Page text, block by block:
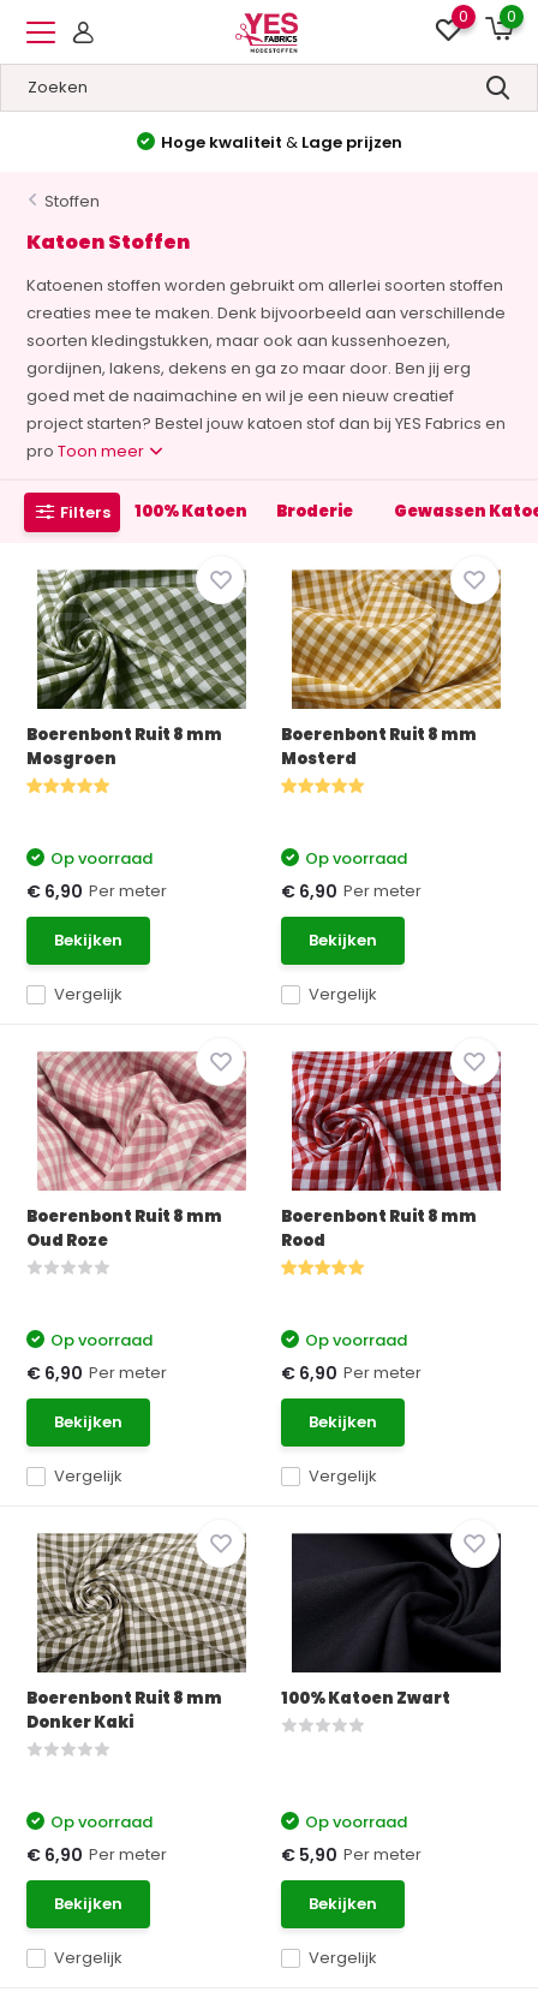
0 0
Hoge kwaliteit & Lage prijzen
Stoffen
Katoen Stoffen
Katoenen stoffen worden gebruikt om allerlei soorten stoffen
creaties mee te maken. Denk bijvoorbeeld aan verschillende
soorten kledingstukken, maar ook aan kussenhoezen,
gordijnen, lakens, dekens en ga zo maar door. Ben jij erg
goed met de naaimachine en wil je een nieuw creatief
project starten? Bestel jouw katoen stof dan bij YES Fabrics en
proToon meer
Filters 100% Katoen Broderie Gewassen
Boerenbont Ruit 8 mm
Mosgroen
Vergelijk
Op voorraad
€ 6,90 Per meter
Bekijken
Boerenbont Ruit 8 mm
Mosterd
Vergelijk
Op voorraad
€ 6,90 Per meter
Bekijken
Boerenbont Ruit 8 mm
Oud Roze
Vergelijk
Op voorraad
€ 6,90 Per meter
Bekijken
Boerenbont Ruit 8 mm
Rood
Vergelijk
Op voorraad
€ 6,90 Per meter
Bekijken
Boerenbont Ruit 8 mm
Donker Kaki
Vergelijk
Op voorraad
€ 6,90 Per meter
Bekijken
100% Katoen Zwart
Vergelijk
Op voorraad
€ 5,90 Per meter
Bekijken